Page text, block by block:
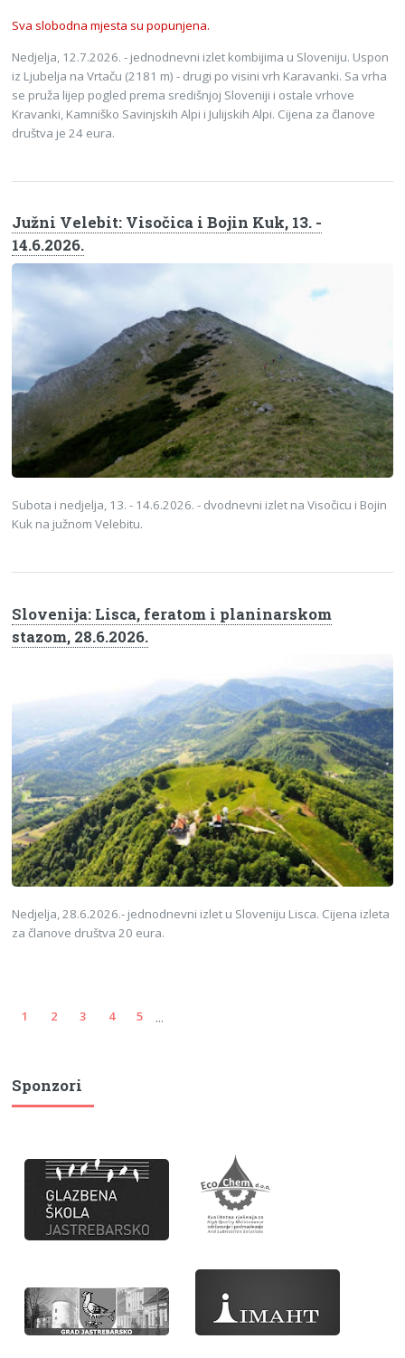
Sva slobodna mjesta su popunjena.
Nedjelja, 12.7.2026. - jednodnevni izlet kombijima u Sloveniju. Uspon
iz Ljubelja na Vrtaču (2181 m) - drugi po visini vrh Karavanki. Sa vrha
se pruža lijep pogled prema središnjoj Sloveniji i ostale vrhove
Kravanki, Kamniško Savinjskih Alpi i Julijskih Alpi. Cijena za članove
društva je 24 eura.
Južni Velebit: Visočica i Bojin Kuk, 13. -
14.6.2026.
Subota i nedjelja, 13. - 14.6.2026. - dvodnevni izlet na Visočicu i Bojin
Kuk na južnom Velebitu.
Slovenija: Lisca, feratom i planinarskom
stazom, 28.6.2026.
Nedjelja, 28.6.2026.- jednodnevni izlet u Sloveniju Lisca. Cijena izleta
za članove društva 20 eura.
1 2 3 4 5 ...
Sponzori